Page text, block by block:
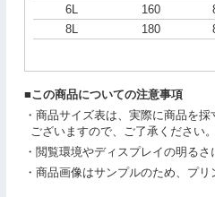
6L
160
8L
180
■この商品についての注意事項
・商品サイズ表は、実際に商品を
ございますので、ご了承ください
・閲覧環境やディスプレイの明る
・商品画像はサンプルのため、プ